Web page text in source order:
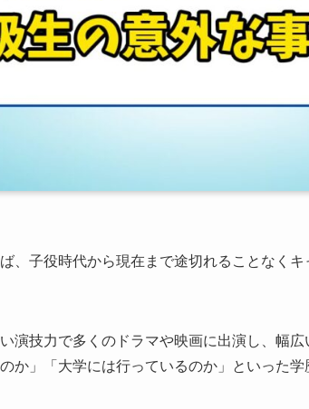
、子役時代から現在まで途切れることなく
演技力で多くのドラマや映画に出演し、幅広
か」「大学には行っているのか」といった